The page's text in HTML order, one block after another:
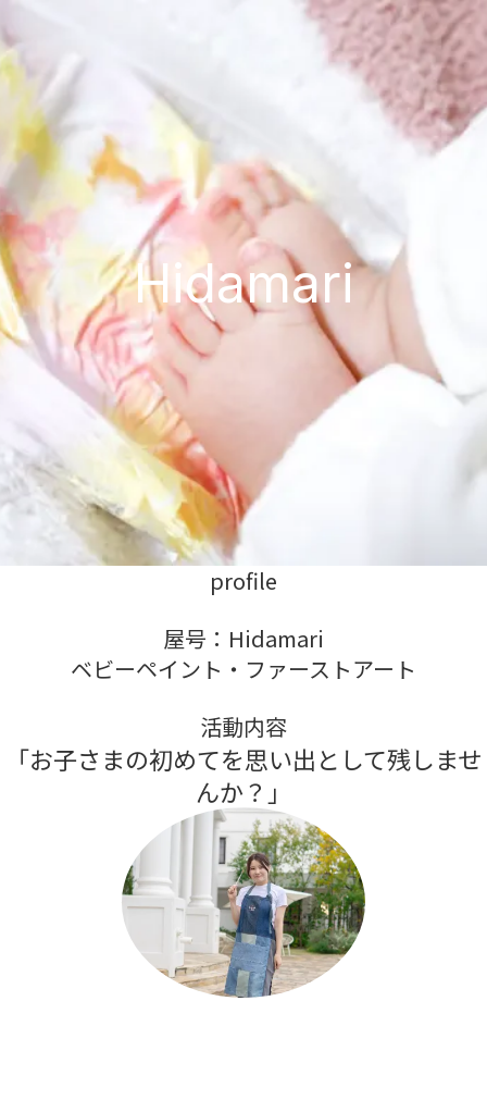
Hidamari
profile
屋号：Hidamari
ベビーペイント・ファーストアート
活動内容
「お子さまの初めてを思い出として残しませ
んか？」